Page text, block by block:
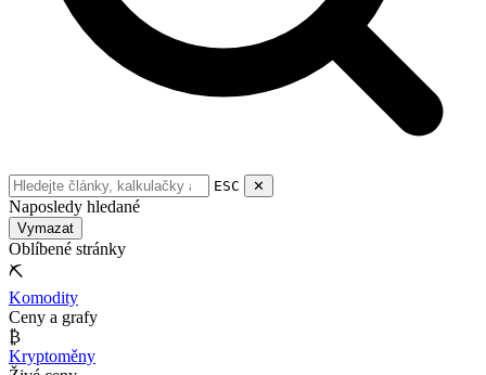
ESC ✕
Naposledy hledané
Vymazat
Oblíbené stránky
⛏
Komodity
Ceny a grafy
₿
Kryptoměny